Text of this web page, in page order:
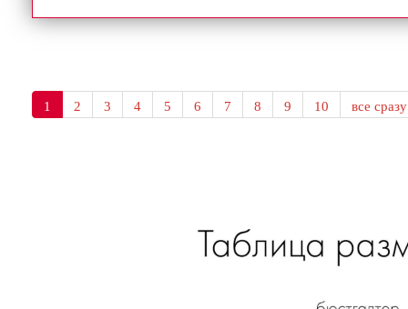
1 2 3 4 5 6 7 8 9 10 все сразу